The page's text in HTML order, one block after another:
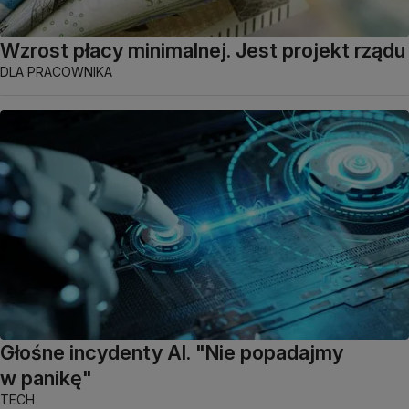
Wzrost płacy minimalnej. Jest projekt rządu
DLA PRACOWNIKA
Głośne incydenty AI. "Nie popadajmy
w panikę"
TECH